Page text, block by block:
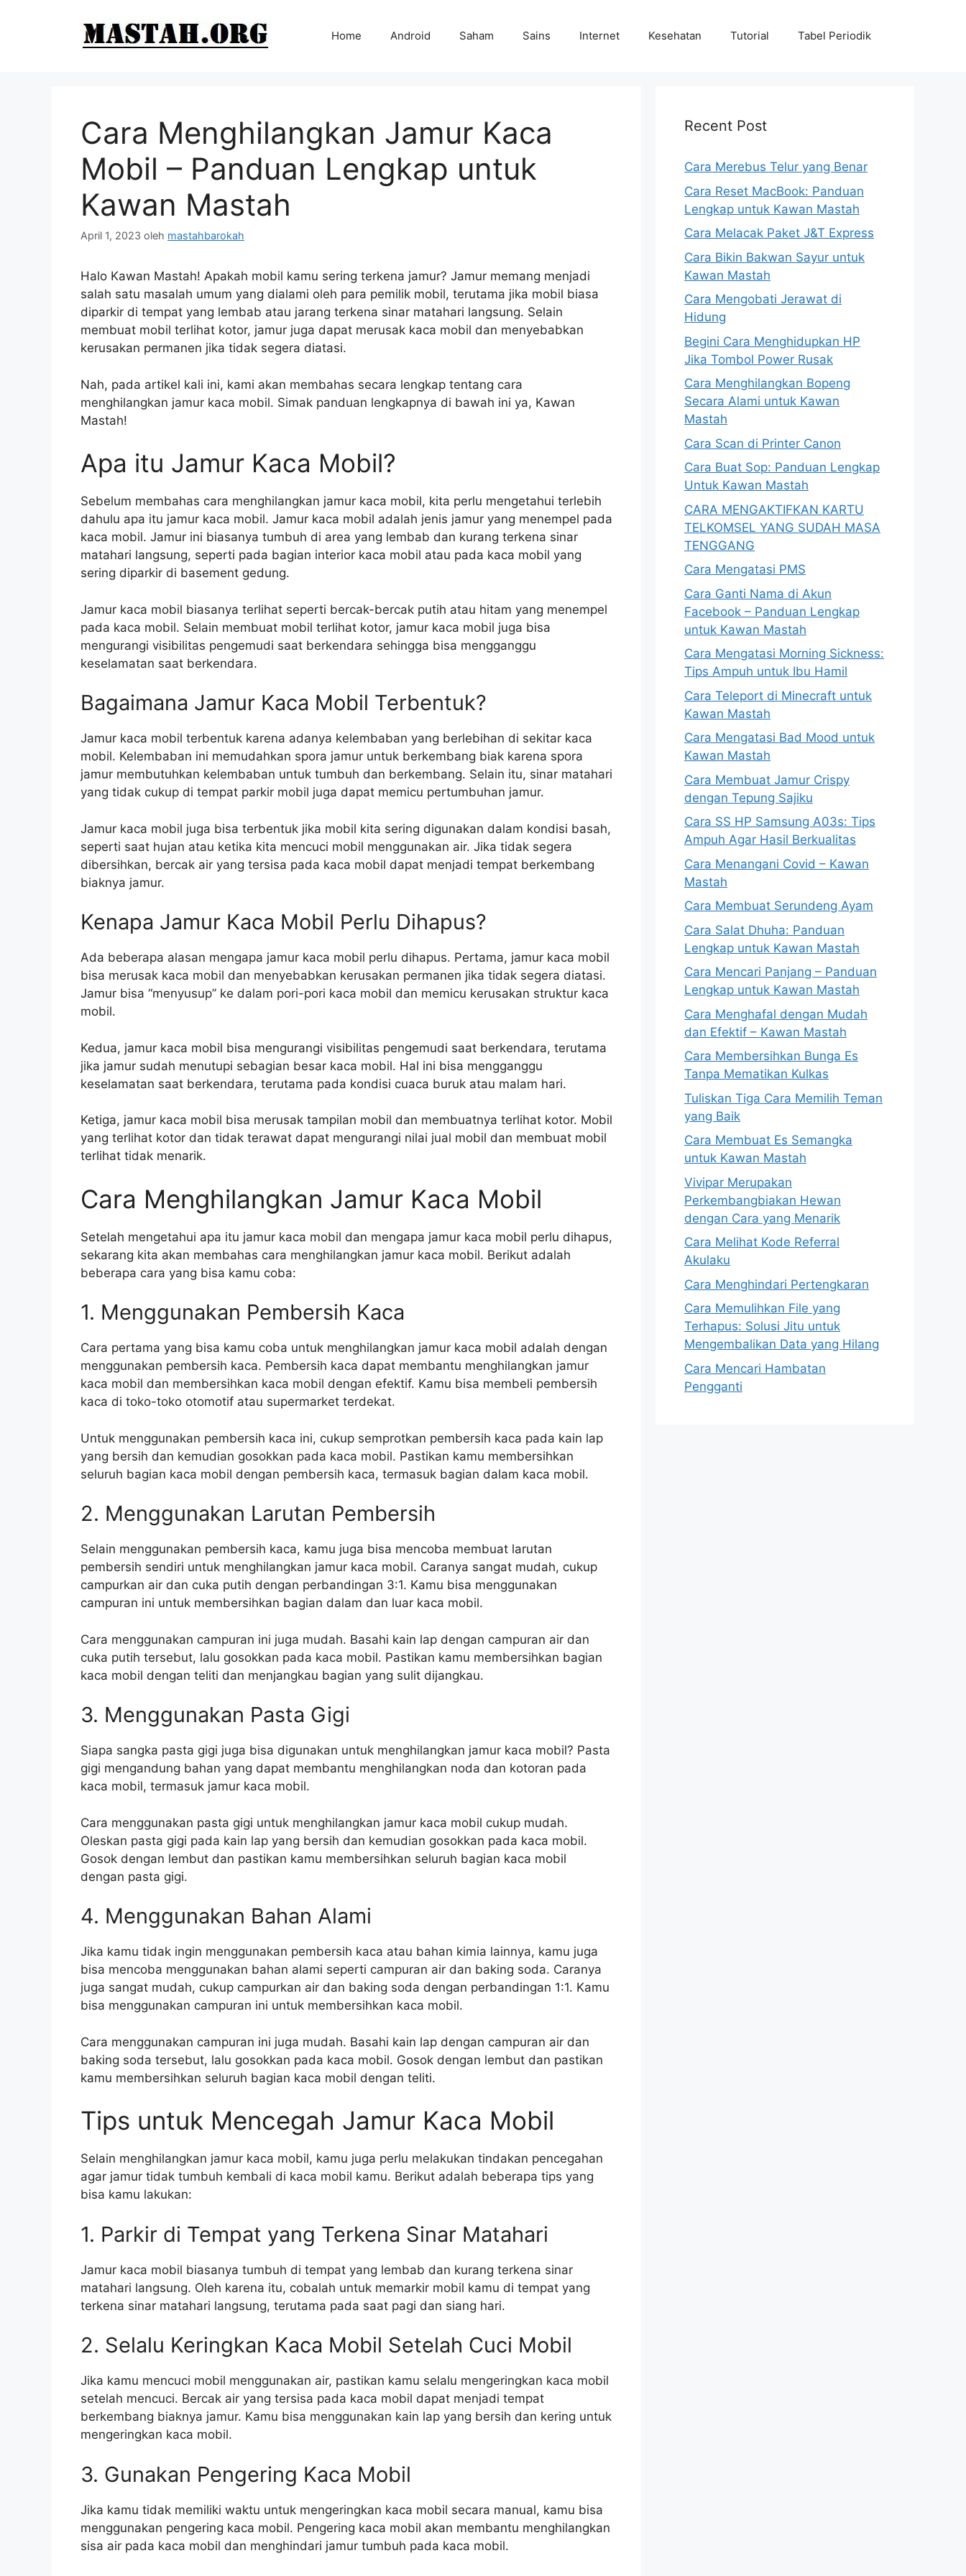
Home Android Saham Sains Internet Kesehatan Tutorial Tabel Periodik
Cara Menghilangkan Jamur Kaca
Mobil – Panduan Lengkap untuk
Kawan Mastah
April 1, 2023 oleh mastahbarokah
Halo Kawan Mastah! Apakah mobil kamu sering terkena jamur? Jamur memang menjadi
salah satu masalah umum yang dialami oleh para pemilik mobil, terutama jika mobil biasa
diparkir di tempat yang lembab atau jarang terkena sinar matahari langsung. Selain
membuat mobil terlihat kotor, jamur juga dapat merusak kaca mobil dan menyebabkan
kerusakan permanen jika tidak segera diatasi.
Nah, pada artikel kali ini, kami akan membahas secara lengkap tentang cara
menghilangkan jamur kaca mobil. Simak panduan lengkapnya di bawah ini ya, Kawan
Mastah!
Apa itu Jamur Kaca Mobil?
Sebelum membahas cara menghilangkan jamur kaca mobil, kita perlu mengetahui terlebih
dahulu apa itu jamur kaca mobil. Jamur kaca mobil adalah jenis jamur yang menempel pada
kaca mobil. Jamur ini biasanya tumbuh di area yang lembab dan kurang terkena sinar
matahari langsung, seperti pada bagian interior kaca mobil atau pada kaca mobil yang
sering diparkir di basement gedung.
Jamur kaca mobil biasanya terlihat seperti bercak-bercak putih atau hitam yang menempel
pada kaca mobil. Selain membuat mobil terlihat kotor, jamur kaca mobil juga bisa
mengurangi visibilitas pengemudi saat berkendara sehingga bisa mengganggu
keselamatan saat berkendara.
Bagaimana Jamur Kaca Mobil Terbentuk?
Jamur kaca mobil terbentuk karena adanya kelembaban yang berlebihan di sekitar kaca
mobil. Kelembaban ini memudahkan spora jamur untuk berkembang biak karena spora
jamur membutuhkan kelembaban untuk tumbuh dan berkembang. Selain itu, sinar matahari
yang tidak cukup di tempat parkir mobil juga dapat memicu pertumbuhan jamur.
Jamur kaca mobil juga bisa terbentuk jika mobil kita sering digunakan dalam kondisi basah,
seperti saat hujan atau ketika kita mencuci mobil menggunakan air. Jika tidak segera
dibersihkan, bercak air yang tersisa pada kaca mobil dapat menjadi tempat berkembang
biaknya jamur.
Kenapa Jamur Kaca Mobil Perlu Dihapus?
Ada beberapa alasan mengapa jamur kaca mobil perlu dihapus. Pertama, jamur kaca mobil
bisa merusak kaca mobil dan menyebabkan kerusakan permanen jika tidak segera diatasi.
Jamur bisa “menyusup” ke dalam pori-pori kaca mobil dan memicu kerusakan struktur kaca
mobil.
Kedua, jamur kaca mobil bisa mengurangi visibilitas pengemudi saat berkendara, terutama
jika jamur sudah menutupi sebagian besar kaca mobil. Hal ini bisa mengganggu
keselamatan saat berkendara, terutama pada kondisi cuaca buruk atau malam hari.
Ketiga, jamur kaca mobil bisa merusak tampilan mobil dan membuatnya terlihat kotor. Mobil
yang terlihat kotor dan tidak terawat dapat mengurangi nilai jual mobil dan membuat mobil
terlihat tidak menarik.
Cara Menghilangkan Jamur Kaca Mobil
Setelah mengetahui apa itu jamur kaca mobil dan mengapa jamur kaca mobil perlu dihapus,
sekarang kita akan membahas cara menghilangkan jamur kaca mobil. Berikut adalah
beberapa cara yang bisa kamu coba:
1. Menggunakan Pembersih Kaca
Cara pertama yang bisa kamu coba untuk menghilangkan jamur kaca mobil adalah dengan
menggunakan pembersih kaca. Pembersih kaca dapat membantu menghilangkan jamur
kaca mobil dan membersihkan kaca mobil dengan efektif. Kamu bisa membeli pembersih
kaca di toko-toko otomotif atau supermarket terdekat.
Untuk menggunakan pembersih kaca ini, cukup semprotkan pembersih kaca pada kain lap
yang bersih dan kemudian gosokkan pada kaca mobil. Pastikan kamu membersihkan
seluruh bagian kaca mobil dengan pembersih kaca, termasuk bagian dalam kaca mobil.
2. Menggunakan Larutan Pembersih
Selain menggunakan pembersih kaca, kamu juga bisa mencoba membuat larutan
pembersih sendiri untuk menghilangkan jamur kaca mobil. Caranya sangat mudah, cukup
campurkan air dan cuka putih dengan perbandingan 3:1. Kamu bisa menggunakan
campuran ini untuk membersihkan bagian dalam dan luar kaca mobil.
Cara menggunakan campuran ini juga mudah. Basahi kain lap dengan campuran air dan
cuka putih tersebut, lalu gosokkan pada kaca mobil. Pastikan kamu membersihkan bagian
kaca mobil dengan teliti dan menjangkau bagian yang sulit dijangkau.
3. Menggunakan Pasta Gigi
Siapa sangka pasta gigi juga bisa digunakan untuk menghilangkan jamur kaca mobil? Pasta
gigi mengandung bahan yang dapat membantu menghilangkan noda dan kotoran pada
kaca mobil, termasuk jamur kaca mobil.
Cara menggunakan pasta gigi untuk menghilangkan jamur kaca mobil cukup mudah.
Oleskan pasta gigi pada kain lap yang bersih dan kemudian gosokkan pada kaca mobil.
Gosok dengan lembut dan pastikan kamu membersihkan seluruh bagian kaca mobil
dengan pasta gigi.
4. Menggunakan Bahan Alami
Jika kamu tidak ingin menggunakan pembersih kaca atau bahan kimia lainnya, kamu juga
bisa mencoba menggunakan bahan alami seperti campuran air dan baking soda. Caranya
juga sangat mudah, cukup campurkan air dan baking soda dengan perbandingan 1:1. Kamu
bisa menggunakan campuran ini untuk membersihkan kaca mobil.
Cara menggunakan campuran ini juga mudah. Basahi kain lap dengan campuran air dan
baking soda tersebut, lalu gosokkan pada kaca mobil. Gosok dengan lembut dan pastikan
kamu membersihkan seluruh bagian kaca mobil dengan teliti.
Tips untuk Mencegah Jamur Kaca Mobil
Selain menghilangkan jamur kaca mobil, kamu juga perlu melakukan tindakan pencegahan
agar jamur tidak tumbuh kembali di kaca mobil kamu. Berikut adalah beberapa tips yang
bisa kamu lakukan:
1. Parkir di Tempat yang Terkena Sinar Matahari
Jamur kaca mobil biasanya tumbuh di tempat yang lembab dan kurang terkena sinar
matahari langsung. Oleh karena itu, cobalah untuk memarkir mobil kamu di tempat yang
terkena sinar matahari langsung, terutama pada saat pagi dan siang hari.
2. Selalu Keringkan Kaca Mobil Setelah Cuci Mobil
Jika kamu mencuci mobil menggunakan air, pastikan kamu selalu mengeringkan kaca mobil
setelah mencuci. Bercak air yang tersisa pada kaca mobil dapat menjadi tempat
berkembang biaknya jamur. Kamu bisa menggunakan kain lap yang bersih dan kering untuk
mengeringkan kaca mobil.
3. Gunakan Pengering Kaca Mobil
Jika kamu tidak memiliki waktu untuk mengeringkan kaca mobil secara manual, kamu bisa
menggunakan pengering kaca mobil. Pengering kaca mobil akan membantu menghilangkan
sisa air pada kaca mobil dan menghindari jamur tumbuh pada kaca mobil.
Recent Post
Cara Merebus Telur yang Benar
Cara Reset MacBook: Panduan
Lengkap untuk Kawan Mastah
Cara Melacak Paket J&T Express
Cara Bikin Bakwan Sayur untuk
Kawan Mastah
Cara Mengobati Jerawat di
Hidung
Begini Cara Menghidupkan HP
Jika Tombol Power Rusak
Cara Menghilangkan Bopeng
Secara Alami untuk Kawan
Mastah
Cara Scan di Printer Canon
Cara Buat Sop: Panduan Lengkap
Untuk Kawan Mastah
CARA MENGAKTIFKAN KARTU
TELKOMSEL YANG SUDAH MASA
TENGGANG
Cara Mengatasi PMS
Cara Ganti Nama di Akun
Facebook – Panduan Lengkap
untuk Kawan Mastah
Cara Mengatasi Morning Sickness:
Tips Ampuh untuk Ibu Hamil
Cara Teleport di Minecraft untuk
Kawan Mastah
Cara Mengatasi Bad Mood untuk
Kawan Mastah
Cara Membuat Jamur Crispy
dengan Tepung Sajiku
Cara SS HP Samsung A03s: Tips
Ampuh Agar Hasil Berkualitas
Cara Menangani Covid – Kawan
Mastah
Cara Membuat Serundeng Ayam
Cara Salat Dhuha: Panduan
Lengkap untuk Kawan Mastah
Cara Mencari Panjang – Panduan
Lengkap untuk Kawan Mastah
Cara Menghafal dengan Mudah
dan Efektif – Kawan Mastah
Cara Membersihkan Bunga Es
Tanpa Mematikan Kulkas
Tuliskan Tiga Cara Memilih Teman
yang Baik
Cara Membuat Es Semangka
untuk Kawan Mastah
Vivipar Merupakan
Perkembangbiakan Hewan
dengan Cara yang Menarik
Cara Melihat Kode Referral
Akulaku
Cara Menghindari Pertengkaran
Cara Memulihkan File yang
Terhapus: Solusi Jitu untuk
Mengembalikan Data yang Hilang
Cara Mencari Hambatan
Pengganti